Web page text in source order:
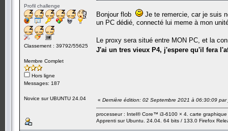
Profil challenge
Classement : 39792/55625
Membre Complet
Hors ligne
Messages: 187
Novice sur UBUNTU 24.04
Bonjour flob
Je te remercie, car je suis
un PC dédié, connecté lui meme à mon
Le proxy sera situé entre MON PC, et la
J'ai un tres vieux P4, j'espere qu'il fera
« Dernière édition: 02 Septembre 2021 à 06:30:09 par
processeur : Intel® Core™ i3-6100 × 4. carte
Apprenti sur Ubuntu. 24.04. 64 bits / 133.0 Firefox